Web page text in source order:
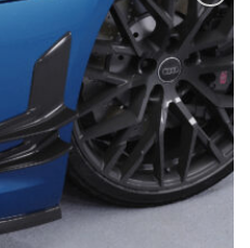
Ajouter
à la
wishlist